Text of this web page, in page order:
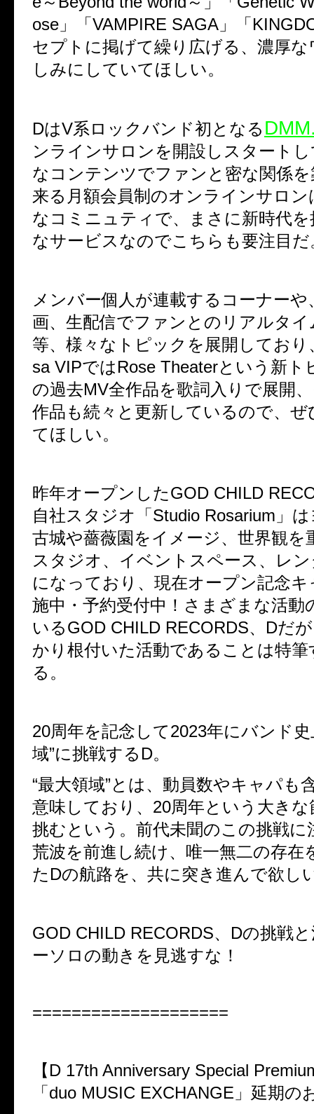
ose」「VAMPIRE SAGA」「
セプトに掲げて繰り広げる、濃厚
しみにしていてほしい。
DはV系ロックバンド初となる
ンラインサロンを開設しスタート
なコンテンツでファンと密な関係
来る月額会員制のオンラインサロ
なコミニュティで、まさに新時代
なサービスなのでこちらも要注目だ
メンバー個人が連載するコーナー
画、生配信でファンとのリアルタ
等、様々なトピックを展開しており
sa VIPではRose Theaterという新ト
の過去MV全作品を歌詞入りで展開
作品も続々と更新しているので、
てほしい。
昨年オープンしたGOD CHILD
自社スタジオ「Studio Rosarium」
古城や薔薇園をイメージ、世界観を
スタジオ、イベントスペース、レ
になっており、現在オープン記念
施中・予約受付中！さまざまな活動
いるGOD CHILD RECORDS、Dだ
かり根付いた活動であることは特
る。
20周年を記念して2023年にバンド史
域”に挑戦するD。
“最大領域”とは、動員数やキャパも
意味しており、20周年という大き
挑むという。前代未聞のこの挑戦に
荒波を前進し続け、唯一無二の存在
たDの航路を、共に突き進んで欲し
GOD CHILD RECORDS、Dの挑戦
ーソロの動きを見逃すな！
====================
【D 17th Anniversary Special
「duo MUSIC EXCHANGE」延期の